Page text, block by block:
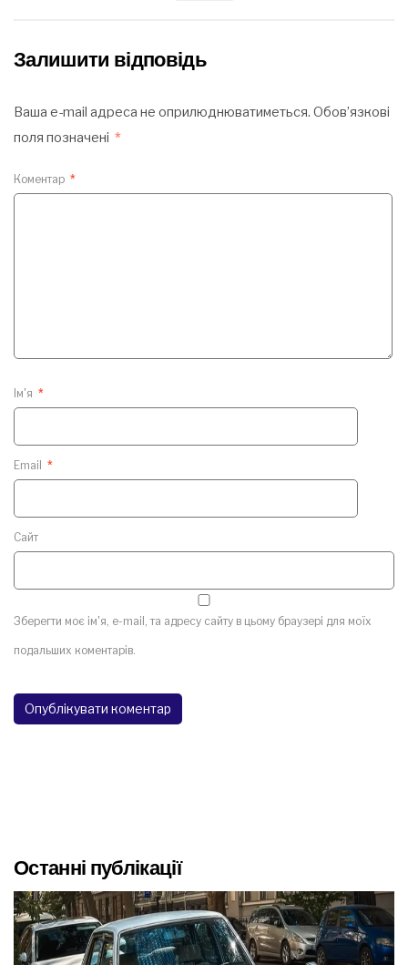
Залишити відповідь
Ваша e-mail адреса не оприлюднюватиметься. Обов’язкові
поля позначені *
Коментар *
Ім'я *
Email *
Сайт
Зберегти моє ім'я, e-mail, та адресу сайту в цьому браузері для моїх
подальших коментарів.
Останні публікації